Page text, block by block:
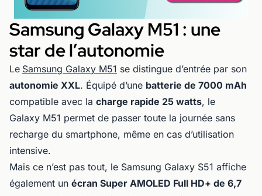
Samsung Galaxy M51 : une
star de l’autonomie
Le Samsung Galaxy M51 se distingue d’entrée par son
autonomie XXL. Équipé d’une batterie de 7000 mAh
compatible avec la charge rapide 25 watts, le
Galaxy M51 permet de passer toute la journée sans
recharge du smartphone, même en cas d’utilisation
intensive.
Mais ce n’est pas tout, le Samsung Galaxy S51 affiche
également un écran Super AMOLED Full HD+ de 6,7